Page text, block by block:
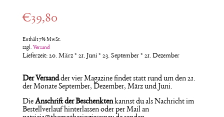
€39,80
Enthält 7% MwSt.
zzgl. Versand
Lieferzeit: 20. März * 21. Juni * 23. September * 21. Dezember
Der Versandder vier Magazine findet statt rund um den 21.
der Monate September, Dezember, März und Juni.
DieAnschrift der Beschenktenkannst du als Nachricht im
Bestellverlauf hinterlassen oder per Mail an